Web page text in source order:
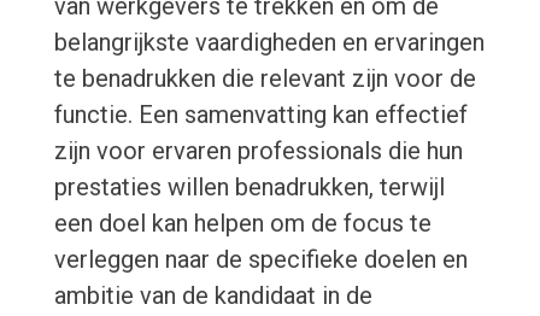
van werkgevers te trekken en om de
belangrijkste vaardigheden en ervaringen
te benadrukken die relevant zijn voor de
functie. Een samenvatting kan effectief
zijn voor ervaren professionals die hun
prestaties willen benadrukken, terwijl
een doel kan helpen om de focus te
verleggen naar de specifieke doelen en
ambitie van de kandidaat in de